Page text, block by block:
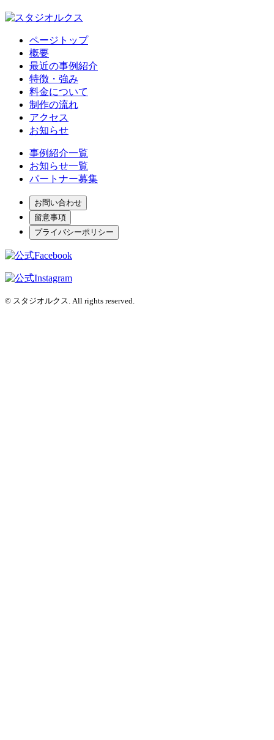
ページトップ
概要
最近の事例紹介
特徴・強み
料金について
制作の流れ
アクセス
お知らせ
事例紹介一覧
お知らせ一覧
パートナー募集
お問い合わせ
留意事項
プライバシーポリシー
© スタジオルクス. All rights reserved.